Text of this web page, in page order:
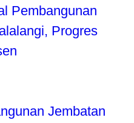
Pembangunan
Progres
Jembatan